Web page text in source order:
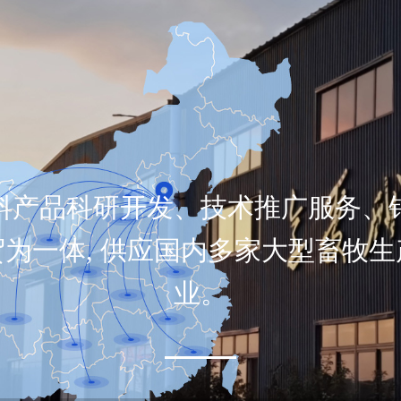
产品科研开发、技术推广服务、
一体, 供应国内多家大型畜牧
业。